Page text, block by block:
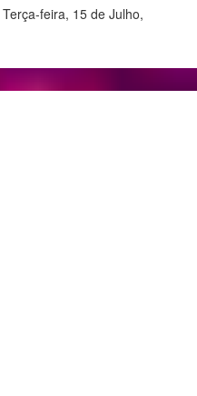
Terça-feira, 15 de Julho,